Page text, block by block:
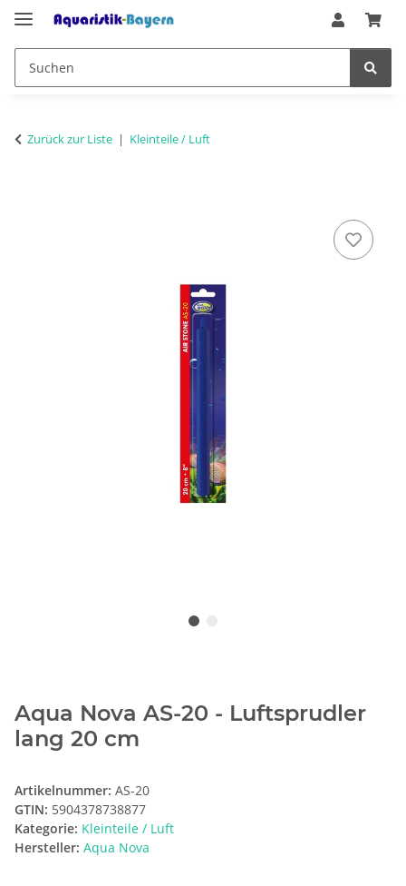
Zurück zur Liste Kleinteile / Luft
Aqua Nova AS-20 - Luftsprudler
lang 20 cm
Artikelnummer: AS-20
GTIN: 5904378738877
Kategorie: Kleinteile / Luft
Hersteller: Aqua Nova